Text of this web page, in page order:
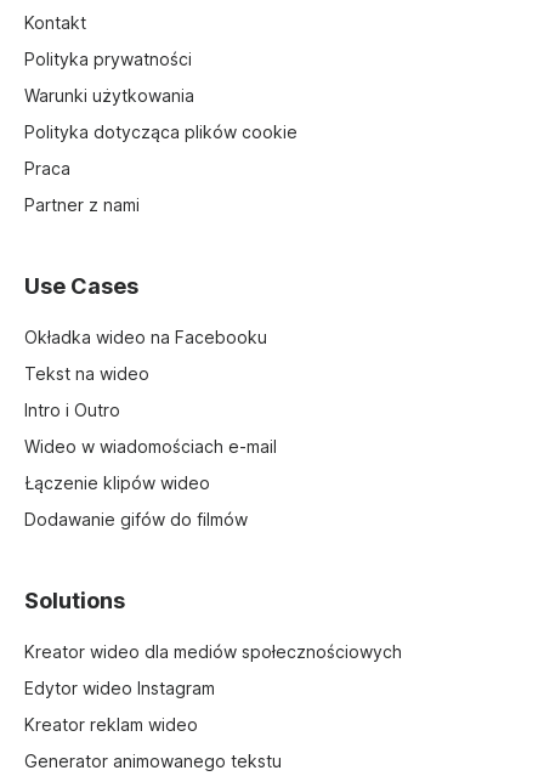
Kontakt
Polityka prywatności
Warunki użytkowania
Polityka dotycząca plików cookie
Praca
Partner z nami
Use Cases
Okładka wideo na Facebooku
Tekst na wideo
Intro i Outro
Wideo w wiadomościach e-mail
Łączenie klipów wideo
Dodawanie gifów do filmów
Solutions
Kreator wideo dla mediów społecznościowych
Edytor wideo Instagram
Kreator reklam wideo
Generator animowanego tekstu